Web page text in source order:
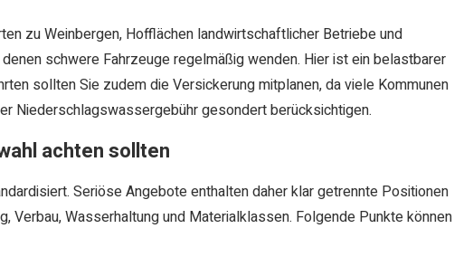
zu Weinbergen, Hofflächen landwirtschaftlicher Betriebe und
schwere Fahrzeuge regelmäßig wenden. Hier ist ein belastbarer
sollten Sie zudem die Versickerung mitplanen, da viele Kommunen
Niederschlagswassergebühr gesondert berücksichtigen.
achten sollten
Seriöse Angebote enthalten daher klar getrennte Positionen
Verbau, Wasserhaltung und Materialklassen. Folgende Punkte können